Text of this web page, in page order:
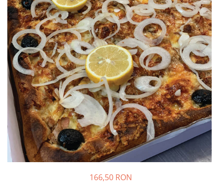
Garnituri
Salate
Sosuri
Desert
166,50 RON